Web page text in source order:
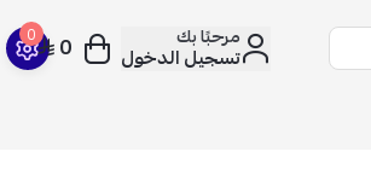
مرحبًا بك
تسجيل الدخول
0 0